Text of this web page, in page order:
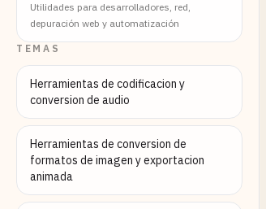
Utilidades para desarrolladores, red,
depuración web y automatización
TEMAS
Herramientas de codificacion y
conversion de audio
Herramientas de conversion de
formatos de imagen y exportacion
animada